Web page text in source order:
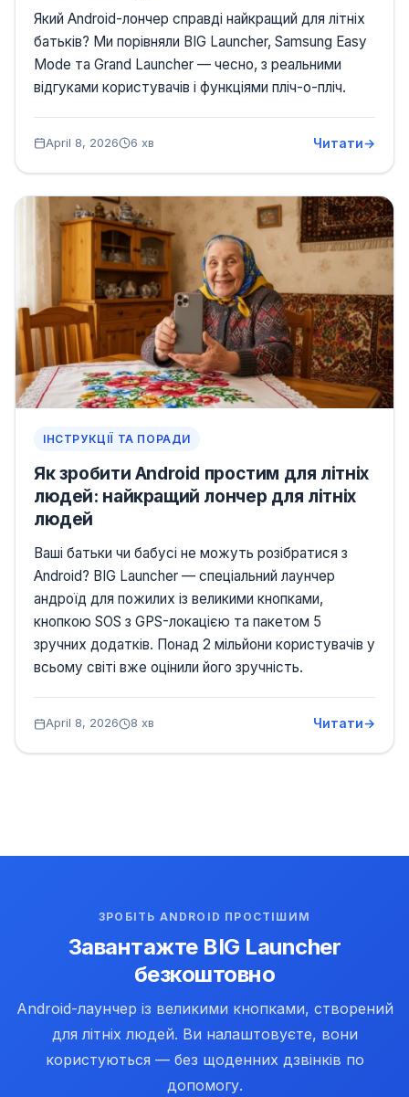
Який Android-лончер справді найкращий для літніх
батьків? Ми порівняли BIG Launcher, Samsung Easy
Mode та Grand Launcher — чесно, з реальними
відгуками користувачів і функціями пліч-о-пліч.
April 8, 2026 6 хв Читати
ІНСТРУКЦІЇ ТА ПОРАДИ
Як зробити Android простим для літніх
людей: найкращий лончер для літніх
людей
Ваші батьки чи бабусі не можуть розібратися з
Android? BIG Launcher — спеціальний лаунчер
андроїд для пожилих із великими кнопками,
кнопкою SOS з GPS-локацією та пакетом 5
зручних додатків. Понад 2 мільйони користувачів у
всьому світі вже оцінили його зручність.
April 8, 2026 8 хв Читати
ЗРОБІТЬ ANDROID ПРОСТІШИМ
Завантажте BIG Launcher
безкоштовно
Android-лаунчер із великими кнопками, створений
для літніх людей. Ви налаштовуєте, вони
користуються — без щоденних дзвінків по
допомогу.